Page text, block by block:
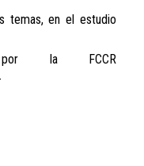
temas, en el estudio
por la FCCR